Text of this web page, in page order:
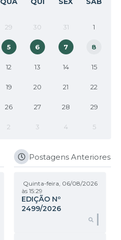
29 30 31 1
5 6 7 8
12 13 14 15
19 20 21 22
26 27 28 29
2 3 4 5
LER ONLINE
Postagens Anteriores
EDIÇÃO Nº
2499/2026
Quinta-feira 06/08/2026
15:29